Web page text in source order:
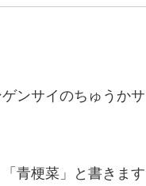
ンサイのちゅうか
青梗菜」と書きま